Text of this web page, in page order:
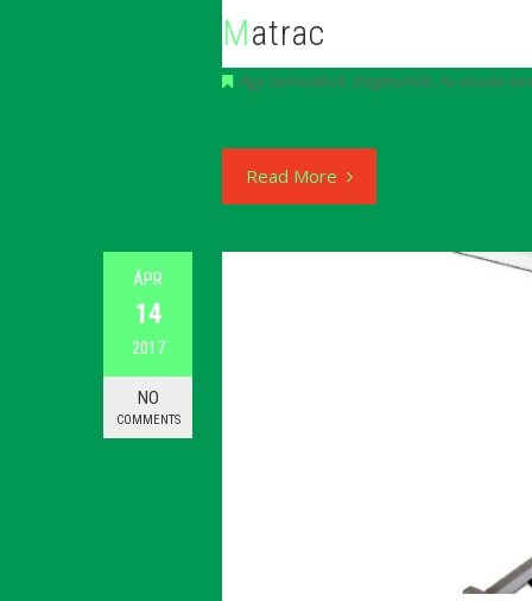
Matrac
Ágy tartozékok, kiegészítők,Az összes
Read More
ÁPR
14
2017
NO
COMMENTS